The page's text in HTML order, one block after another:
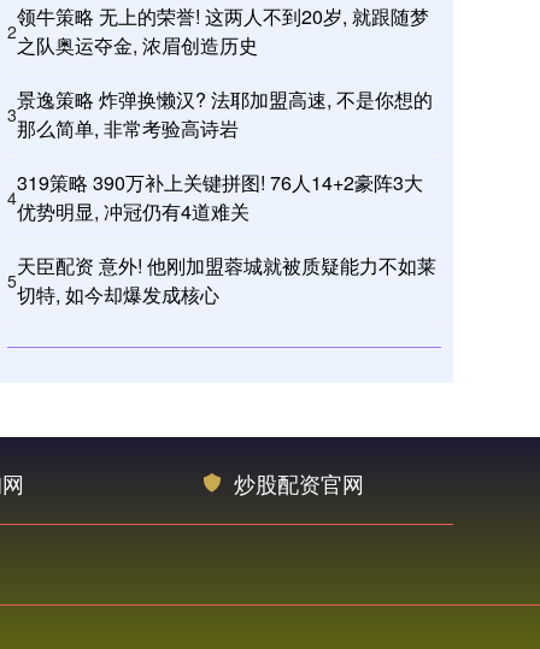
2
领牛策略 无上的荣誉! 这两人不到20岁, 就跟随梦
之队奥运夺金, 浓眉创造历史
3
景逸策略 炸弹换懒汉? 法耶加盟高速, 不是你想的
那么简单, 非常考验高诗岩
4
319策略 390万补上关键拼图! 76人14+2豪阵3大
优势明显, 冲冠仍有4道难关
5
天臣配资 意外! 他刚加盟蓉城就被质疑能力不如莱
切特, 如今却爆发成核心
炒股配资官网